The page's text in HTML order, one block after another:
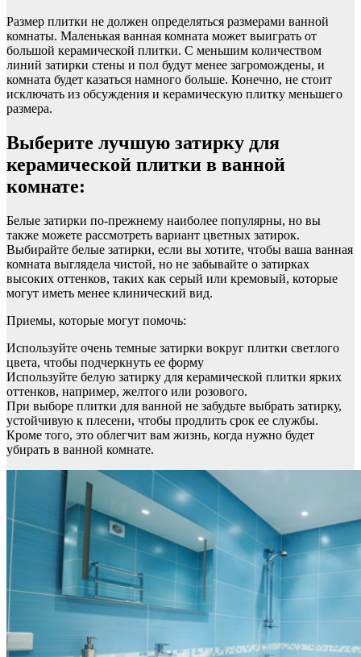
Размер плитки не должен определяться размерами ванной
комнаты. Маленькая ванная комната может выиграть от
большой керамической плитки. С меньшим количеством
линий затирки стены и пол будут менее загромождены, и
комната будет казаться намного больше. Конечно, не стоит
исключать из обсуждения и керамическую плитку меньшего
размера.
Выберите лучшую затирку для
керамической плитки в ванной
комнате:
Белые затирки по-прежнему наиболее популярны, но вы
также можете рассмотреть вариант цветных затирок.
Выбирайте белые затирки, если вы хотите, чтобы ваша ванная
комната выглядела чистой, но не забывайте о затирках
высоких оттенков, таких как серый или кремовый, которые
могут иметь менее клинический вид.
Приемы, которые могут помочь:
Используйте очень темные затирки вокруг плитки светлого
цвета, чтобы подчеркнуть ее форму
Используйте белую затирку для керамической плитки ярких
оттенков, например, желтого или розового.
При выборе плитки для ванной не забудьте выбрать затирку,
устойчивую к плесени, чтобы продлить срок ее службы.
Кроме того, это облегчит вам жизнь, когда нужно будет
убирать в ванной комнате.